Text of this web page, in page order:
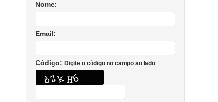
Nome:
Email:
Código: Digite o código no campo ao lado